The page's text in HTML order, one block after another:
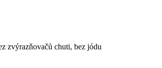
zvýrazňovačů chuti, bez jódu